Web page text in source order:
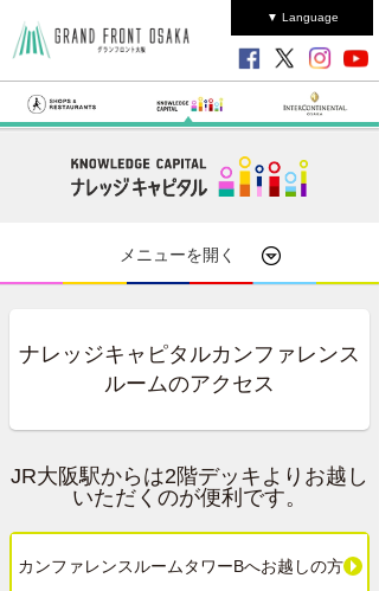
▼ Language
メニューを開く
ナレッジキャピタルカンファレンス
ルームのアクセス
JR大阪駅からは2階デッキよりお越し
いただくのが便利です。
カンファレンスルームタワーBへお越しの方